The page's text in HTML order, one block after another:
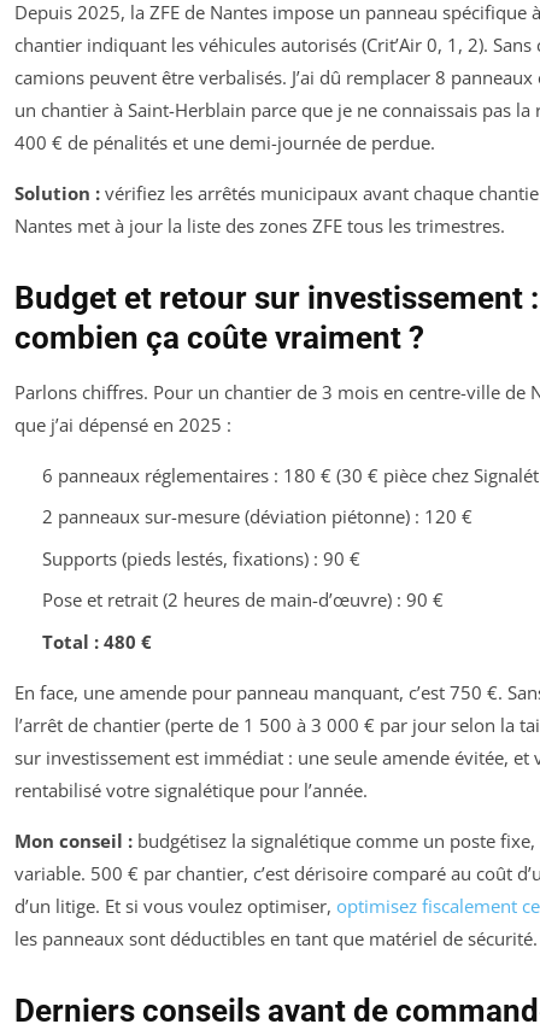
Depuis 2025, la ZFE de Nantes impose un panneau spécifique
chantier indiquant les véhicules autorisés (Crit’Air 0, 1, 2). Sans
camions peuvent être verbalisés. J’ai dû remplacer 8
un chantier à Saint-Herblain parce que je ne connaissais pas la
400 € de pénalités et une demi-journée de perdue.
Solution : vérifiez les arrêtés municipaux avant chaque
Nantes met à jour la liste des zones ZFE tous les trimestres.
Budget et retour sur investissement :
combien ça coûte vraiment ?
Parlons chiffres. Pour un chantier de 3 mois en centre-ville de
que j’ai dépensé en 2025 :
6 panneaux réglementaires : 180 € (30 € pièce chez
2 panneaux sur-mesure (déviation piétonne) : 120 €
Supports (pieds lestés, fixations) : 90 €
Pose et retrait (2 heures de main-d’œuvre) : 90 €
Total : 480 €
En face, une amende pour panneau manquant, c’est 750 €.
l’arrêt de chantier (perte de 1 500 à 3 000 € par jour selon la
sur investissement est immédiat : une seule amende évitée, et
rentabilisé votre signalétique pour l’année.
Mon conseil : budgétisez la signalétique comme un poste fixe,
variable. 500 € par chantier, c’est dérisoire comparé au coût
d’un litige. Et si vous voulez optimiser, optimisez fiscalement
les panneaux sont déductibles en tant que matériel de sécurité.
Derniers conseils avant de